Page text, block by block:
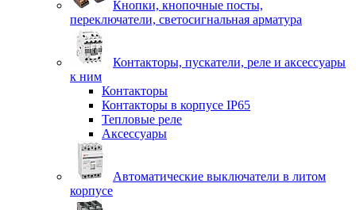
Кнопки, кнопочные посты,
переключатели, светосигнальная арматура
Контакторы, пускатели, реле и аксессуары
к ним
Контакторы
Контакторы в корпусе IP65
Тепловые реле
Аксессуары
Автоматические выключатели в литом
корпусе